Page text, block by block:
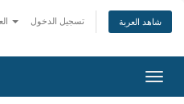
تسجيل الدخول شاهد العربة
تبديل
التنقل